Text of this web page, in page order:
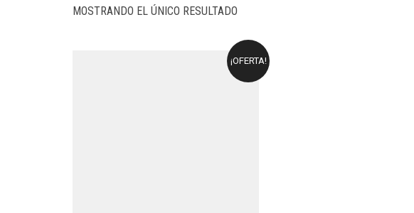
MOSTRANDO EL ÚNICO RESULTADO
¡OFERTA!